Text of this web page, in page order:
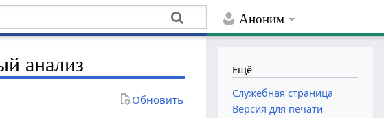
Аноним
анализ
Обновить
Ещё
Служебная страница
Версия для печати